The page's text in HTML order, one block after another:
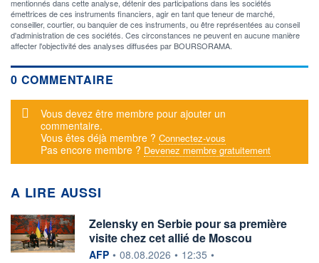
mentionnés dans cette analyse, détenir des participations dans les sociétés
émettrices de ces instruments financiers, agir en tant que teneur de marché,
conseiller, courtier, ou banquier de ces instruments, ou être représentées au conseil
d'administration de ces sociétés. Ces circonstances ne peuvent en aucune manière
affecter l'objectivité des analyses diffusées par BOURSORAMA.
0 COMMENTAIRE
Message d'alerte
Vous devez être membre pour ajouter un
commentaire.
Vous êtes déjà membre ? Connectez-vous
Pas encore membre ? Devenez membre gratuitement
A LIRE AUSSI
Zelensky en Serbie pour sa première
visite chez cet allié de Moscou
information fournie par
AFP • 08.08.2026 • 12:35 •